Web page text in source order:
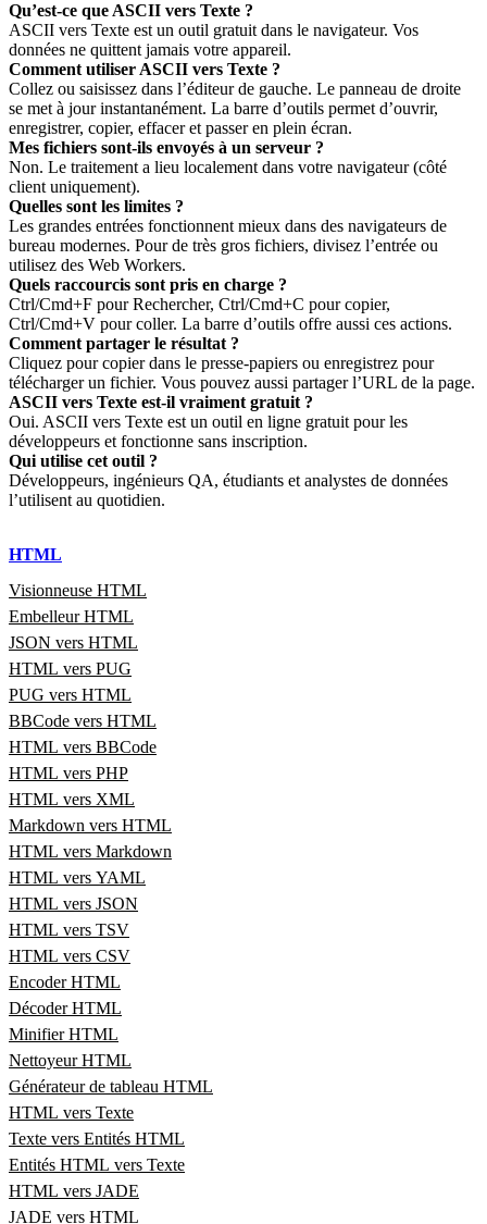
Qu’est‑ce que ASCII vers Texte ?
ASCII vers Texte est un outil gratuit dans le navigateur. Vos
données ne quittent jamais votre appareil.
Comment utiliser ASCII vers Texte ?
Collez ou saisissez dans l’éditeur de gauche. Le panneau de droite
se met à jour instantanément. La barre d’outils permet d’ouvrir,
enregistrer, copier, effacer et passer en plein écran.
Mes fichiers sont‑ils envoyés à un serveur ?
Non. Le traitement a lieu localement dans votre navigateur (côté
client uniquement).
Quelles sont les limites ?
Les grandes entrées fonctionnent mieux dans des navigateurs de
bureau modernes. Pour de très gros fichiers, divisez l’entrée ou
utilisez des Web Workers.
Quels raccourcis sont pris en charge ?
Ctrl/Cmd+F pour Rechercher, Ctrl/Cmd+C pour copier,
Ctrl/Cmd+V pour coller. La barre d’outils offre aussi ces actions.
Comment partager le résultat ?
Cliquez pour copier dans le presse‑papiers ou enregistrez pour
télécharger un fichier. Vous pouvez aussi partager l’URL de la page.
ASCII vers Texte est‑il vraiment gratuit ?
Oui. ASCII vers Texte est un outil en ligne gratuit pour les
développeurs et fonctionne sans inscription.
Qui utilise cet outil ?
Développeurs, ingénieurs QA, étudiants et analystes de données
l’utilisent au quotidien.
HTML
Visionneuse HTML
Embelleur HTML
JSON vers HTML
HTML vers PUG
PUG vers HTML
BBCode vers HTML
HTML vers BBCode
HTML vers PHP
HTML vers XML
Markdown vers HTML
HTML vers Markdown
HTML vers YAML
HTML vers JSON
HTML vers TSV
HTML vers CSV
Encoder HTML
Décoder HTML
Minifier HTML
Nettoyeur HTML
Générateur de tableau HTML
HTML vers Texte
Texte vers Entités HTML
Entités HTML vers Texte
HTML vers JADE
JADE vers HTML